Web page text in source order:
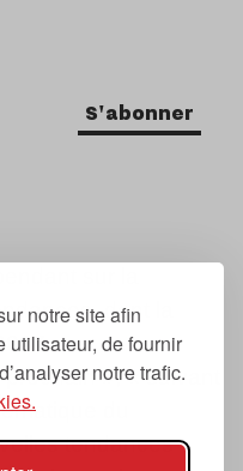
notre site afin
utilisateur, de fournir
notre trafic.
S'abonner
sur la
dont la
», « suivant
du
tendances